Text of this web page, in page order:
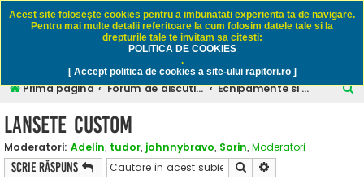
Rapitori.ro - Pescuit sportiv
Prima pagină Forum de discutii despre pescuitul rapitorilor Echipamente si accesorii
C
Lansete CUSTOM
Moderatori: Adelin, tudor, johnnybravo, Sorin, Moderatori
Scrie răspuns Căutare
Acest site foloseşte cookies pentru a imbunatati experienta ta de navigare.
Pentru mai multe detalii referitoare la cum folosim datele tale si la
drepturile tale te invitam sa citesti:
POLITICA DE COOKIES
.
[ Accept politica de cookies a site-ului rapitori.ro ]